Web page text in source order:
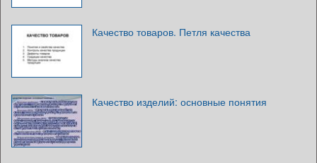
Качество товаров. Петля качества
Качество изделий: основные понятия